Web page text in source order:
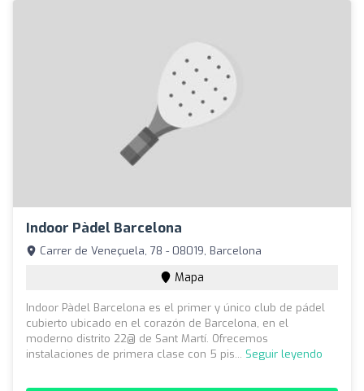
Indoor Pàdel Barcelona
Carrer de Veneçuela, 78 - 08019, Barcelona
Mapa
Indoor Pàdel Barcelona es el primer y único club de pádel
cubierto ubicado en el corazón de Barcelona, en el
moderno distrito 22@ de Sant Martí. Ofrecemos
instalaciones de primera clase con 5 pis... Seguir leyendo